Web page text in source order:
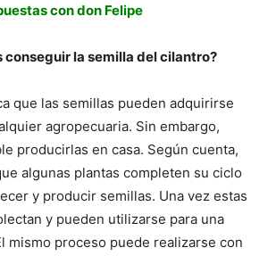
con don Felipe
conseguir la semilla del cilantro?
que las semillas pueden adquirirse
agropecuaria. Sin embargo,
producirlas en casa. Según cuenta,
algunas plantas completen su ciclo
y producir semillas. Una vez estas
y pueden utilizarse para una
mismo proceso puede realizarse con